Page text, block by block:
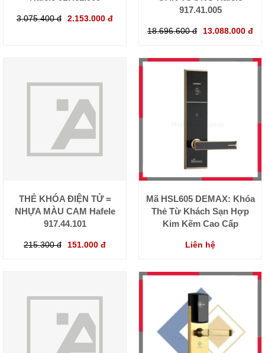
3.075.400 đ 2.153.000 đ
917.41.005
18.696.600 đ 13.088.000 đ
THẺ KHÓA ĐIỆN TỬ =
NHỰA MÀU CAM Hafele
917.44.101
215.300 đ 151.000 đ
Mã HSL605 DEMAX: Khóa
Thẻ Từ Khách Sạn Hợp
Kim Kẽm Cao Cấp
Liên hệ